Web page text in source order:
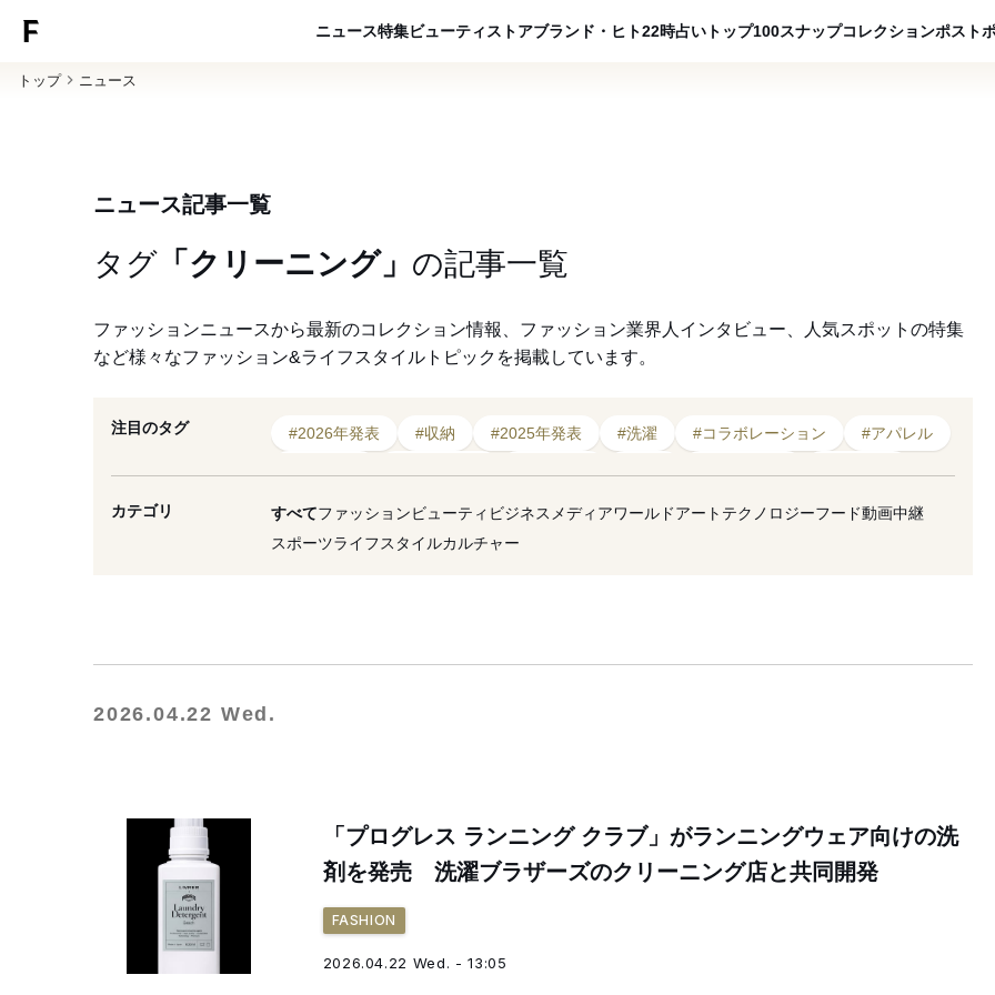
ニュース特集ビューティ ストアブランド・ヒト22時占い トップ100スナップコレクションポスト
トップ ニュース
ニュース記事一覧
タグ 「クリーニング」 の記事一覧
ファッションニュースから最新のコレクション情報、ファッション業界人インタビュー、人気スポットの特集
など様々なファッション&ライフスタイルトピックを掲載しています。
注目のタグ #2026年発表 #収納 #2025年発表 #洗濯 #コラボレーション
#アパレル
#2026年発売
#衣類 #アプリ #機能 #ランニング
#フリマ
#ロコンド
#クリーニング
カテゴリ すべてファッションビューティ ビジネス メディアワールドアート テクノロジーフード動画中継
スポーツライフスタイルカルチャー
2026.04.22 Wed.
「プログレス ランニング クラブ」がランニングウェア向けの洗
剤を発売 洗濯ブラザーズのクリーニング店と共同開発
FASHION
2026.04.22 Wed. - 13:05